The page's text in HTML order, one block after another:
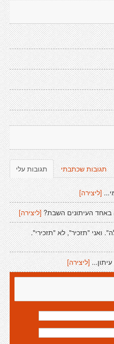
תגובות עלי תגובות שכתבתי
[ליצירה]
העיתונים השבת? [ליצירה]
ואני "תזכיר", לא "תזכירי".
[ליצירה]